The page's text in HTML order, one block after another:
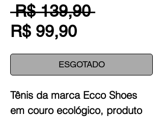
R$ 139,90 Preço
R$ 99,90Preço
promocional
ESGOTADO
Tênis da marca Ecco Shoes
em couro ecológico, produto